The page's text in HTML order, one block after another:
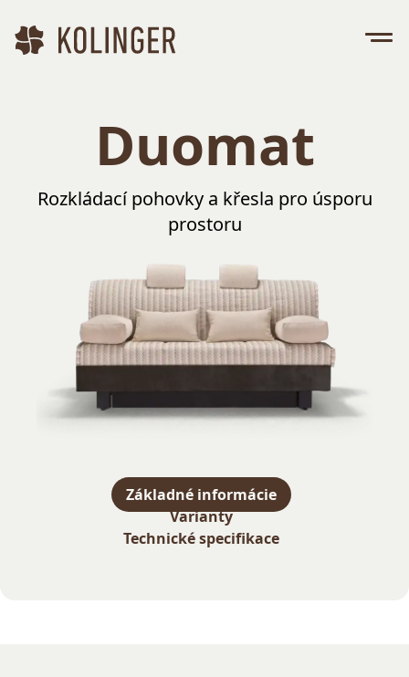
Duomat
Rozkládací pohovky a křesla pro úsporu
prostoru
Základné informácie
Varianty
Technické specifikace